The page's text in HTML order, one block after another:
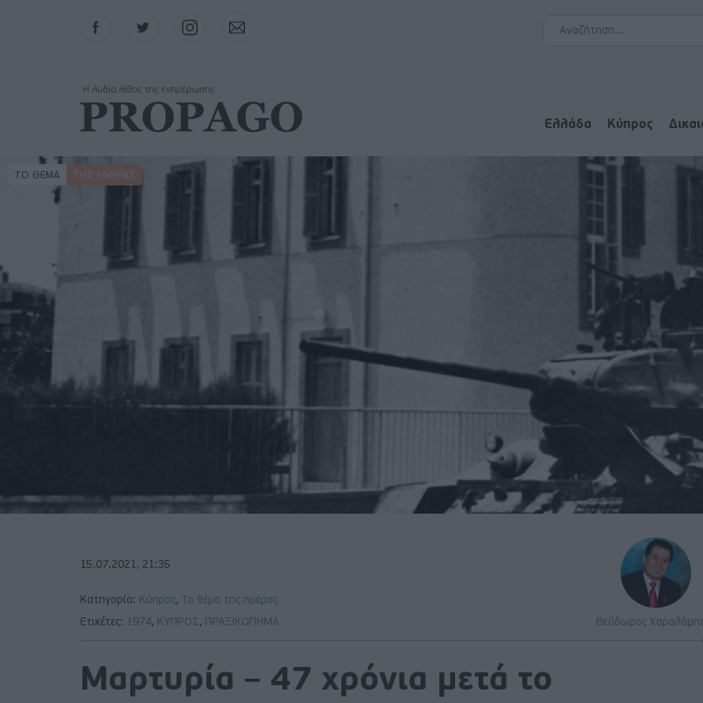
FacebookTwitter InstagramContact
Ελλάδα Κύπρος
ΤΟ ΘΕΜΑ ΤΗΣ ΗΜΈΡΑΣ
15.07.2021, 21:35
Κατηγορία: Κύπρος,
Το θέμα της ημέρας
Ετικέτες: 1974, ΚΥΠΡΟΣ, ΠΡΑΞΙΚΟΠΗΜΑ Θεόδωρος
Μαρτυρία – 47 χρόνια μετά το